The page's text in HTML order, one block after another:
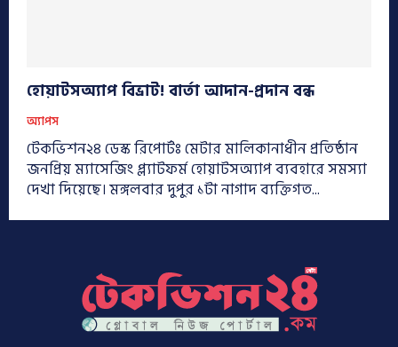
হোয়াটসঅ্যাপ বিভ্রাট! বার্তা আদান-প্রদান বন্ধ
অ্যাপস
টেকভিশন২৪ ডেস্ক রিপোর্টঃ মেটার মালিকানাধীন প্রতিষ্ঠান
জনপ্রিয় ম্যাসেজিং প্ল্যাটফর্ম হোয়াটসঅ্যাপ ব্যবহারে সমস্যা
দেখা দিয়েছে। মঙ্গলবার দুপুর ১টা নাগাদ ব্যক্তিগত...